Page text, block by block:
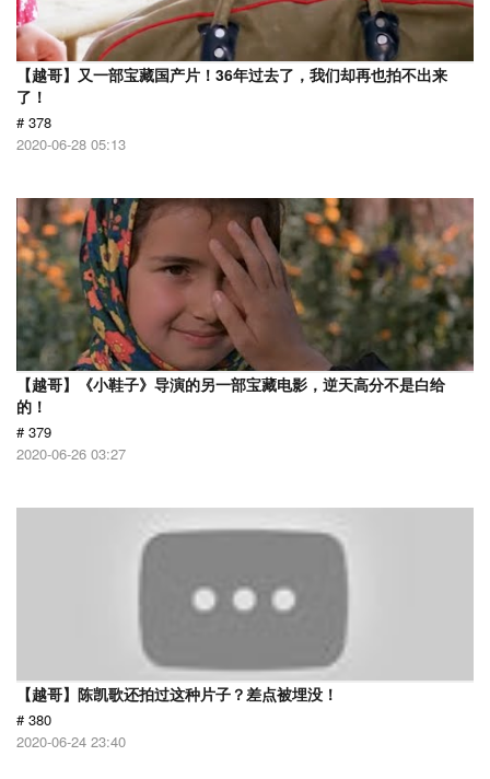
【越哥】又一部宝藏国产片！36年过去了，我们却再也拍不出来
了！
# 378
2020-06-28 05:13
【越哥】《小鞋子》导演的另一部宝藏电影，逆天高分不是白给
的！
# 379
2020-06-26 03:27
【越哥】陈凯歌还拍过这种片子？差点被埋没！
# 380
2020-06-24 23:40